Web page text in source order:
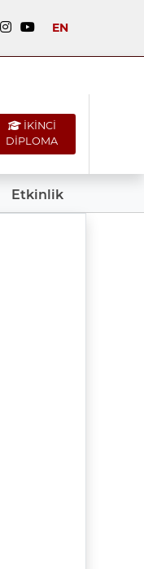
EN
İKİNCİ
DİPLOMA
Etkinlik